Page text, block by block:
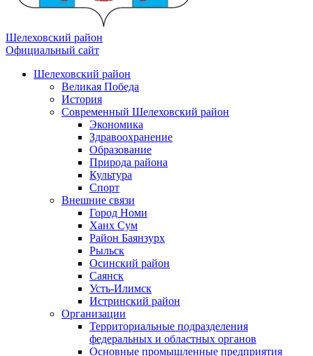
Шелеховский район
Официальный сайт
Шелеховский район
Великая Победа
История
Современный Шелеховский район
Экономика
Здравоохранение
Образование
Природа района
Культура
Спорт
Внешние связи
Город Номи
Ханх Сум
Район Баянзурх
Рыльск
Осинский район
Саянск
Усть-Илимск
Истринский район
Организации
Территориальные подразделения
федеральных и областных органов
Основные промышленные предприятия